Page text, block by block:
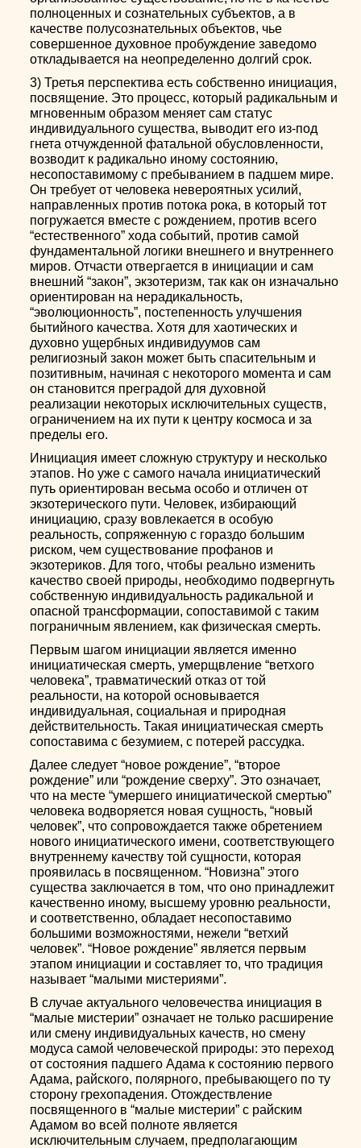
полноценных и сознательных субъектов, а в
качестве полусознательных объектов, чье
совершенное духовное пробуждение заведомо
откладывается на неопределенно долгий срок.
3) Третья перспектива есть собственно инициация,
посвящение. Это процесс, который радикальным и
мгновенным образом меняет сам статус
индивидуального существа, выводит его из-под
гнета отчужденной фатальной обусловленности,
возводит к радикально иному состоянию,
несопоставимому с пребыванием в падшем мире.
Он требует от человека невероятных усилий,
направленных против потока рока, в который тот
погружается вместе с рождением, против всего
“естественного” хода событий, против самой
фундаментальной логики внешнего и внутреннего
миров. Отчасти отвергается в инициации и сам
внешний “закон”, экзотеризм, так как он изначально
ориентирован на нерадикальность,
“эволюционность”, постепенность улучшения
бытийного качества. Хотя для хаотических и
духовно ущербных индивидуумов сам
религиозный закон может быть спасительным и
позитивным, начиная с некоторого момента и сам
он становится преградой для духовной
реализации некоторых исключительных существ,
ограничением на их пути к центру космоса и за
пределы его.
Инициация имеет сложную структуру и несколько
этапов. Но уже с самого начала инициатический
путь ориентирован весьма особо и отличен от
экзотерического пути. Человек, избирающий
инициацию, сразу вовлекается в особую
реальность, сопряженную с гораздо большим
риском, чем существование профанов и
экзотериков. Для того, чтобы реально изменить
качество своей природы, необходимо подвергнуть
собственную индивидуальность радикальной и
опасной трансформации, сопоставимой с таким
пограничным явлением, как физическая смерть.
Первым шагом инициации является именно
инициатическая смерть, умерщвление “ветхого
человека”, травматический отказ от той
реальности, на которой основывается
индивидуальная, социальная и природная
действительность. Такая инициатическая смерть
сопоставима с безумием, с потерей рассудка.
Далее следует “новое рождение”, “второе
рождение” или “рождение сверху”. Это означает,
что на месте “умершего инициатической смертью”
человека водворяется новая сущность, “новый
человек”, что сопровождается также обретением
нового инициатического имени, соответствующего
внутреннему качеству той сущности, которая
проявилась в посвященном. “Новизна” этого
существа заключается в том, что оно принадлежит
качественно иному, высшему уровню реальности,
и соответственно, обладает несопоставимо
большими возможностями, нежели “ветхий
человек”. “Новое рождение” является первым
этапом инициации и составляет то, что традиция
называет “малыми мистериями”.
В случае актуального человечества инициация в
“малые мистерии” означает не только расширение
или смену индивидуальных качеств, но смену
модуса самой человеческой природы: это переход
от состояния падшего Адама к состоянию первого
Адама, райского, полярного, пребывающего по ту
сторону грехопадения. Отождествление
посвященного в “малые мистерии” с райским
Адамом во всей полноте является
исключительным случаем, предполагающим